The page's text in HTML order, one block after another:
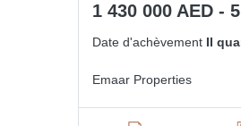
1 430 000 AED -
Date d'achèvement II
Emaar Properties